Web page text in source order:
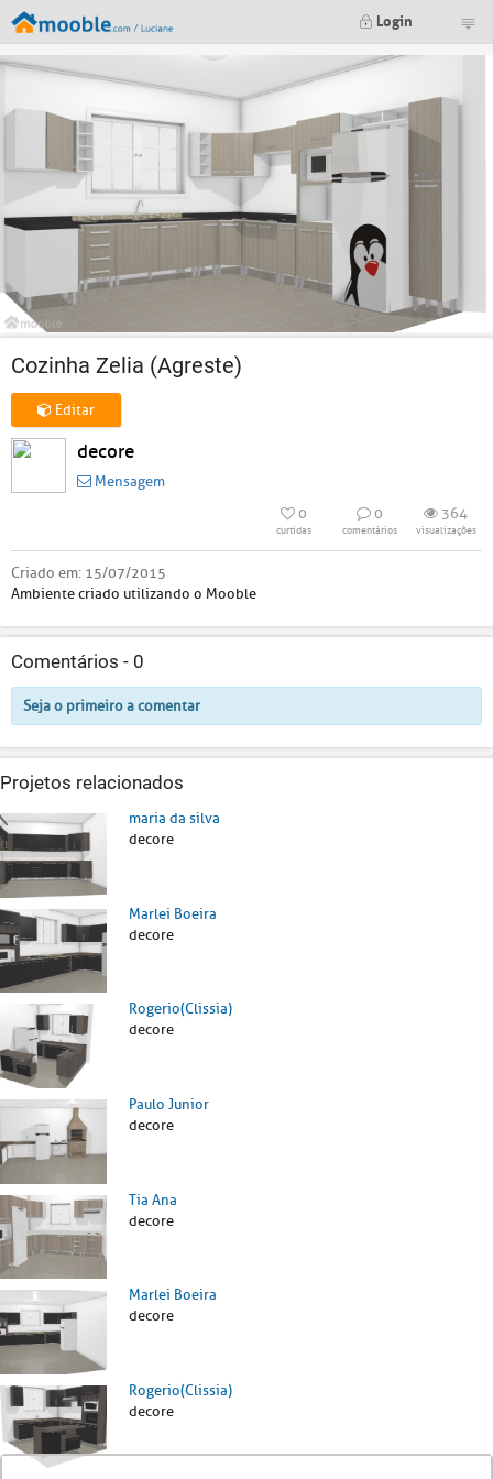
Login
Cozinha Zelia (Agreste)
Editar
decore
Mensagem
0
curtidas
0
comentários
364
visualizações
Criado em: 15/07/2015
Ambiente criado utilizando o Mooble
Comentários - 0
Seja o primeiro a comentar
Projetos relacionados
maria da silva
decore
Marlei Boeira
decore
Rogerio(Clissia)
decore
Paulo Junior
decore
Tia Ana
decore
Marlei Boeira
decore
Rogerio(Clissia)
decore